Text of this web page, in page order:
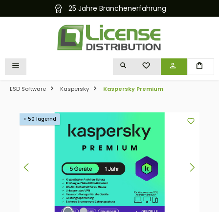
springen 25 Jahre Branchenerfahrung
DU HAST 0 PRODUKTE
ESD Software Kaspersky Kaspersky Premium
Bildergalerie überspringen
> 50 lagernd